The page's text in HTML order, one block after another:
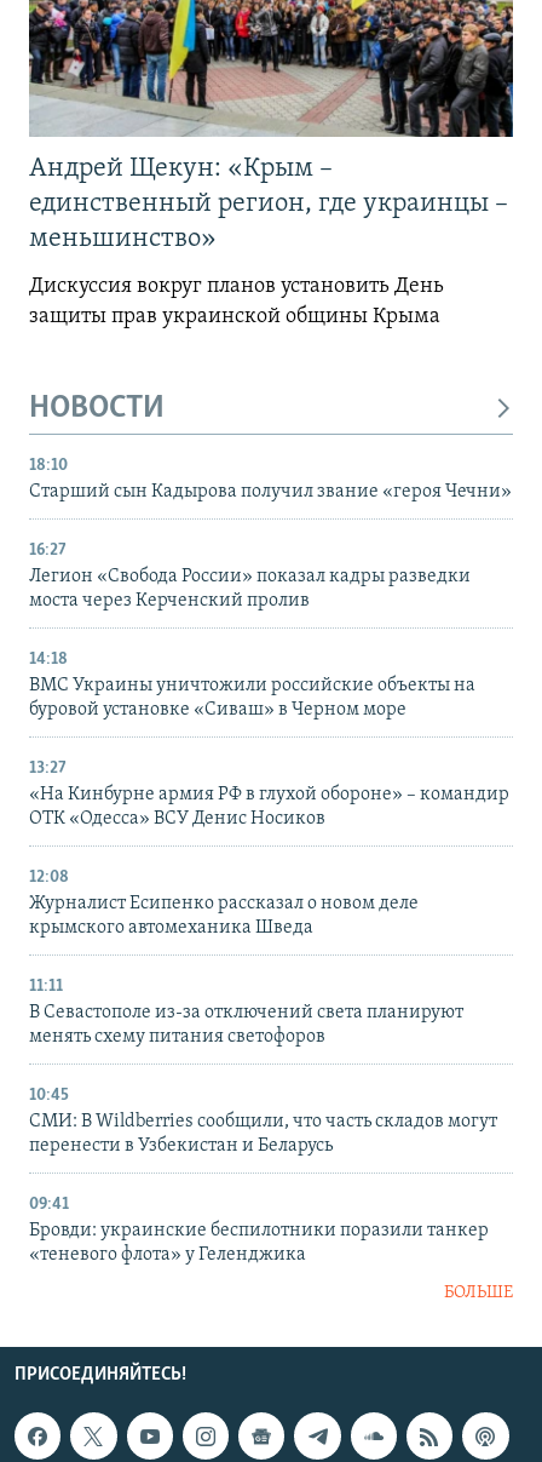
Андрей Щекун: «Крым –
единственный регион, где украинцы –
меньшинство»
Дискуссия вокруг планов установить День
защиты прав украинской общины Крыма
НОВОСТИ
18:10
Старший сын Кадырова получил звание «героя Чечни»
16:27
Легион «Свобода России» показал кадры разведки
моста через Керченский пролив
14:18
ВМС Украины уничтожили российские объекты на
буровой установке «Сиваш» в Черном море
13:27
«На Кинбурне армия РФ в глухой обороне» – командир
ОТК «Одесса» ВСУ Денис Носиков
12:08
Журналист Есипенко рассказал о новом деле
крымского автомеханика Шведа
11:11
В Севастополе из-за отключений света планируют
менять схему питания светофоров
10:45
СМИ: В Wildberries сообщили, что часть складов могут
перенести в Узбекистан и Беларусь
09:41
Бровди: украинские беспилотники поразили танкер
«теневого флота» у Геленджика
БОЛЬШЕ
ПРИСОЕДИНЯЙТЕСЬ!